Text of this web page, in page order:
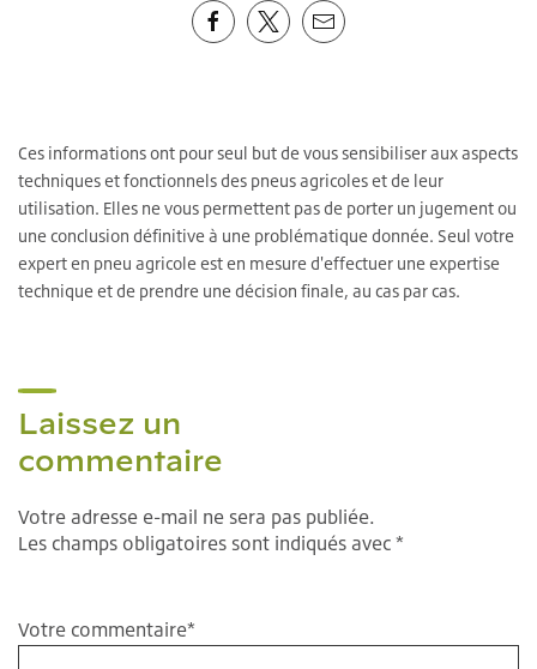
Ces informations ont pour seul but de vous sensibiliser aux aspects
techniques et fonctionnels des pneus agricoles et de leur
utilisation. Elles ne vous permettent pas de porter un jugement ou
une conclusion définitive à une problématique donnée. Seul votre
expert en pneu agricole est en mesure d'effectuer une expertise
technique et de prendre une décision finale, au cas par cas.
Laissez un
commentaire
Votre adresse e-mail ne sera pas publiée.
Les champs obligatoires sont indiqués avec *
Votre commentaire*